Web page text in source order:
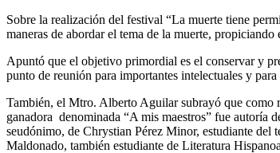
Sobre la realización del festival “La muerte tiene
maneras de abordar el tema de la muerte,
Apuntó que el objetivo primordial es el conservar y
punto de reunión para importantes intelectuales y
También, el Mtro. Alberto Aguilar subrayó que como
ganadora denominada “A mis maestros” fue autoría
seudónimo, de Chrystian Pérez Minor, estudiante
Maldonado, también estudiante de Literatura